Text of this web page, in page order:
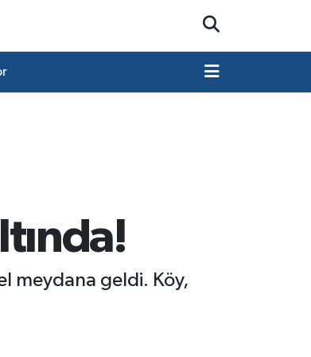
meydana geldi. Köy,